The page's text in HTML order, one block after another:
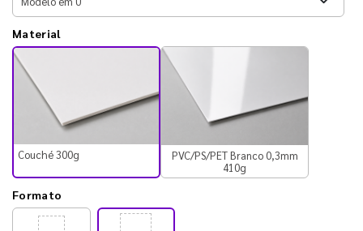
Material
Couché 300g
PVC/PS/PET Branco 0,3mm
410g
Formato